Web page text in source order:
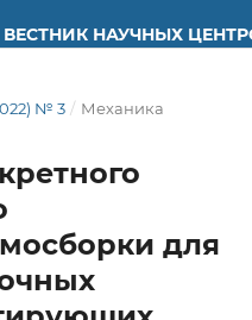
НАУЧНЫХ
№ 3 / Механика
для